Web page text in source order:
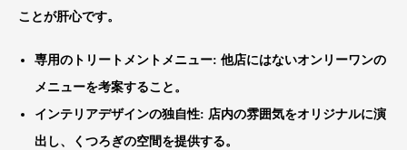
ことが肝心です。
専用のトリートメントメニュー: 他店にはないオンリーワンの
メニューを考案すること。
インテリアデザインの独自性: 店内の雰囲気をオリジナルに演
出し、くつろぎの空間を提供する。